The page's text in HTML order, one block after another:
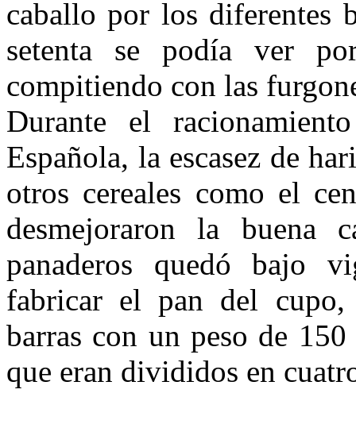
caba­llo por los diferentes
setenta se podía ver
compitiendo con las
Durante el
Españo­la, la escasez de
otros cereales como el
desmejoraron la
panaderos quedó bajo
fabricar el pan del cupo,
barras con un peso de
que eran divididos en